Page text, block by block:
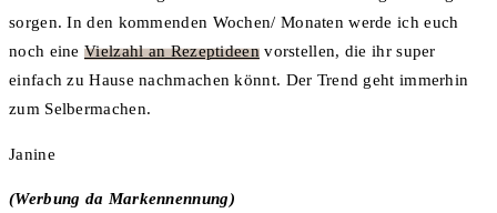
sorgen. In den kommenden Wochen/ Monaten werde ich euch
noch eine Vielzahl an Rezeptideenvorstellen, die ihr super
einfach zu Hause nachmachen könnt. Der Trend geht immerhin
zum Selbermachen.
Janine
(Werbung da Markennennung)